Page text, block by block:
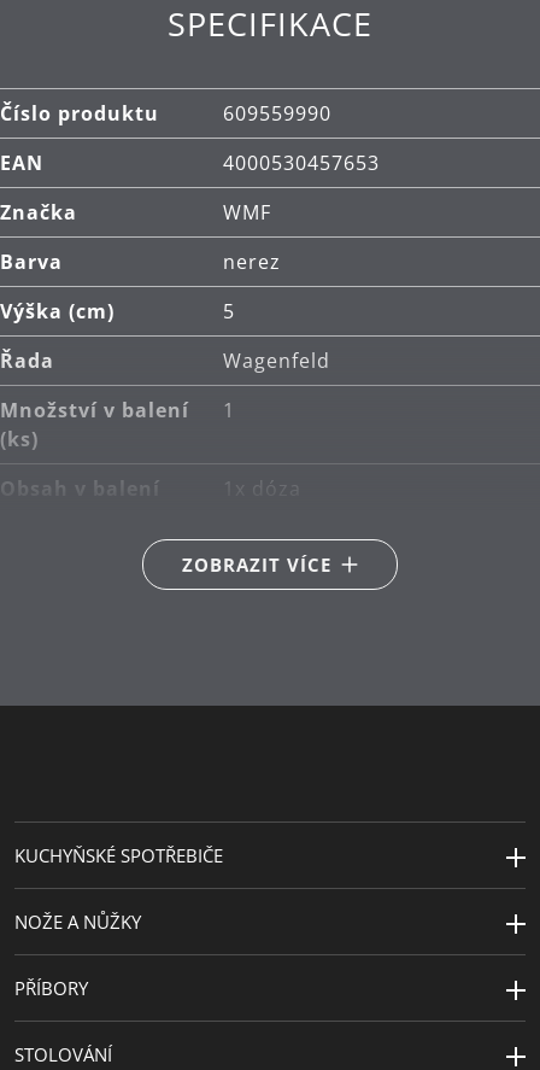
SPECIFIKACE
Číslo produktu
609559990
EAN
4000530457653
Značka
WMF
Barva
nerez
Výška (cm)
5
Řada
Wagenfeld
Množství v balení
(ks)
1
Obsah v balení
1x dóza
Hlavní materiál
nerezová ocel Cromargan®
18/10
materiál
ZOBRAZIT VÍCE
KUCHYŇSKÉ SPOTŘEBIČE
NOŽE A NŮŽKY
PŘÍBORY
STOLOVÁNÍ